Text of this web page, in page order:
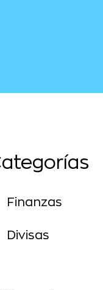
Finanzas
Divisas